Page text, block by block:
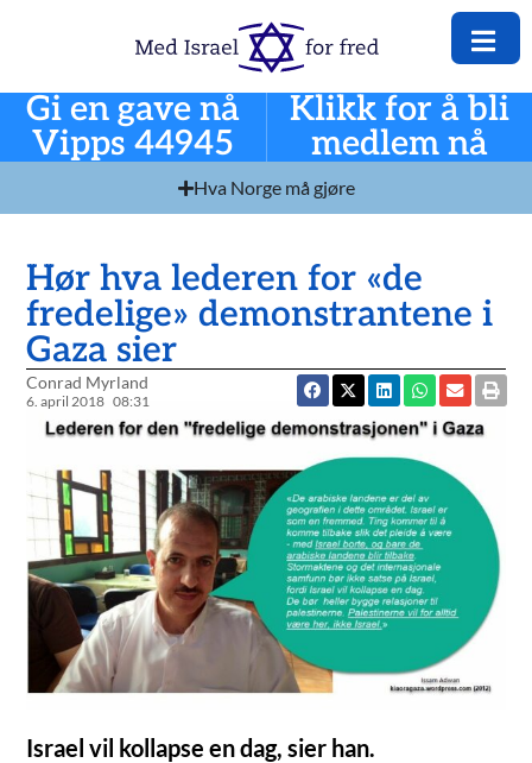
Gi en gave nå
Vipps 44945
Klikk for å bli
medlem nå
Hva Norge må gjøre
Hør hva lederen for «de
fredelige» demonstrantene i
Gaza sier
Conrad Myrland
6. april 2018 08:31
Israel vil kollapse en dag, sier han.